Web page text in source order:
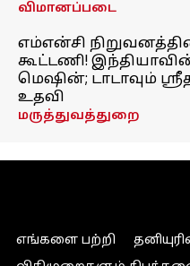
விமானப்படை
எம்என்சி
கூட்டணி!
மெஷின்; டாடாவும்
உதவி
மருத்துவத்துறை
எங்களை பற்றி